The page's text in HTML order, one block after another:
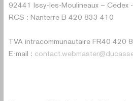
92441 Issy-les-Moulineaux – Cedex
RCS : Nanterre B 420 833 410
TVA intracommunautaire FR40 420
E-mail :